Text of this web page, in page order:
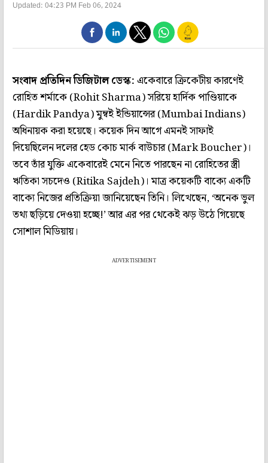
Updated: 04:23 PM Feb 06, 2024
সংবাদ প্রতিদিন ডিজিটাল ডেস্ক:একেবারে ক্রিকেটীয় কারণেই
রোহিত শর্মাকে (Rohit Sharma) সরিয়ে হার্দিক পাণ্ডিয়াকে
(Hardik Pandya) মুম্বই ইন্ডিয়ান্সের (Mumbai Indians)
অধিনায়ক করা হয়েছে। কয়েক দিন আগে এমনই সাফাই
দিয়েছিলেন দলের হেড কোচ মার্ক বাউচার (Mark Boucher)।
তবে তাঁর যুক্তি একেবারেই মেনে নিতে পারছেন না রোহিতের স্ত্রী
ঋতিকা সচদেও (Ritika Sajdeh)। মাত্র কয়েকটি বাক্যে একটি
বাক্যে নিজের প্রতিক্রিয়া জানিয়েছেন তিনি। লিখেছেন, ‘অনেক ভুল
তথ্য ছড়িয়ে দেওয়া হচ্ছে!’ আর এর পর থেকেই ঝড় উঠে গিয়েছে
সোশাল মিডিয়ায়।
ADVERTISEMENT